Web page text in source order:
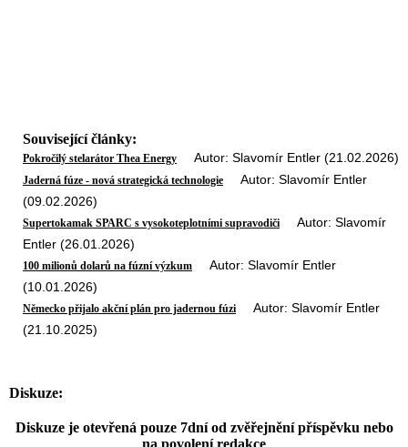
Související články:
Pokročilý stelarátor Thea Energy Autor: Slavomír Entler (21.02.2026)
Jaderná fúze - nová strategická technologie Autor: Slavomír Entler
(09.02.2026)
Supertokamak SPARC s vysokoteplotními supravodiči Autor: Slavomír
Entler (26.01.2026)
100 milionů dolarů na fúzní výzkum Autor: Slavomír Entler
(10.01.2026)
Německo přijalo akční plán pro jadernou fúzi Autor: Slavomír Entler
(21.10.2025)
Diskuze:
Diskuze je otevřená pouze 7dní od zvěřejnění příspěvku nebo